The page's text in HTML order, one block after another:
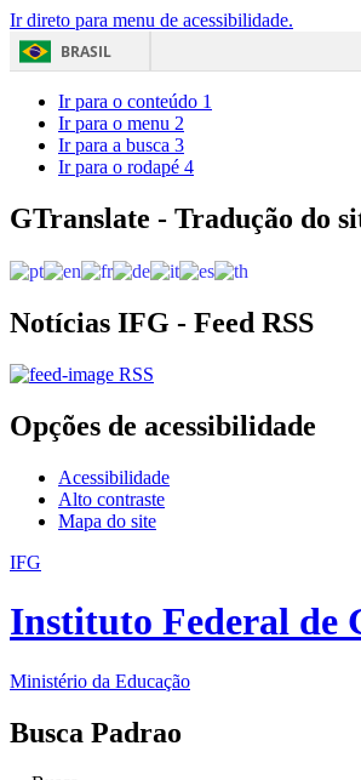
Ir direto para menu de acessibilidade.
BRASIL
Acesso
Ir para o conteúdo 1
Ir para o menu 2
Ir para a busca 3
Ir para o rodapé 4
GTranslate - Tradução do
Notícias IFG - Feed RSS
RSS
Opções de acessibilidade
Acessibilidade
Alto contraste
Mapa do site
IFG
Instituto Federal de
Ministério da Educação
Busca Padrao